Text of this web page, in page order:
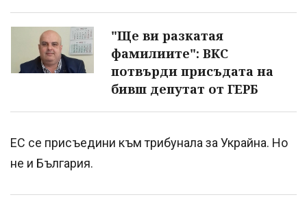
"Ще ви разкатая
фамилиите": ВКС
потвърди присъдата на
бивш депутат от ГЕРБ
ЕС се присъедини към трибунала за Украйна. Но
не и България.